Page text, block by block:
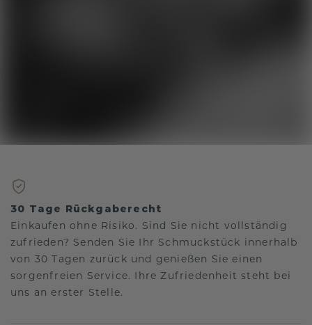
30 Tage Rückgaberecht
Einkaufen ohne Risiko. Sind Sie nicht vollständig
zufrieden? Senden Sie Ihr Schmuckstück innerhalb
von 30 Tagen zurück und genießen Sie einen
sorgenfreien Service. Ihre Zufriedenheit steht bei
uns an erster Stelle.